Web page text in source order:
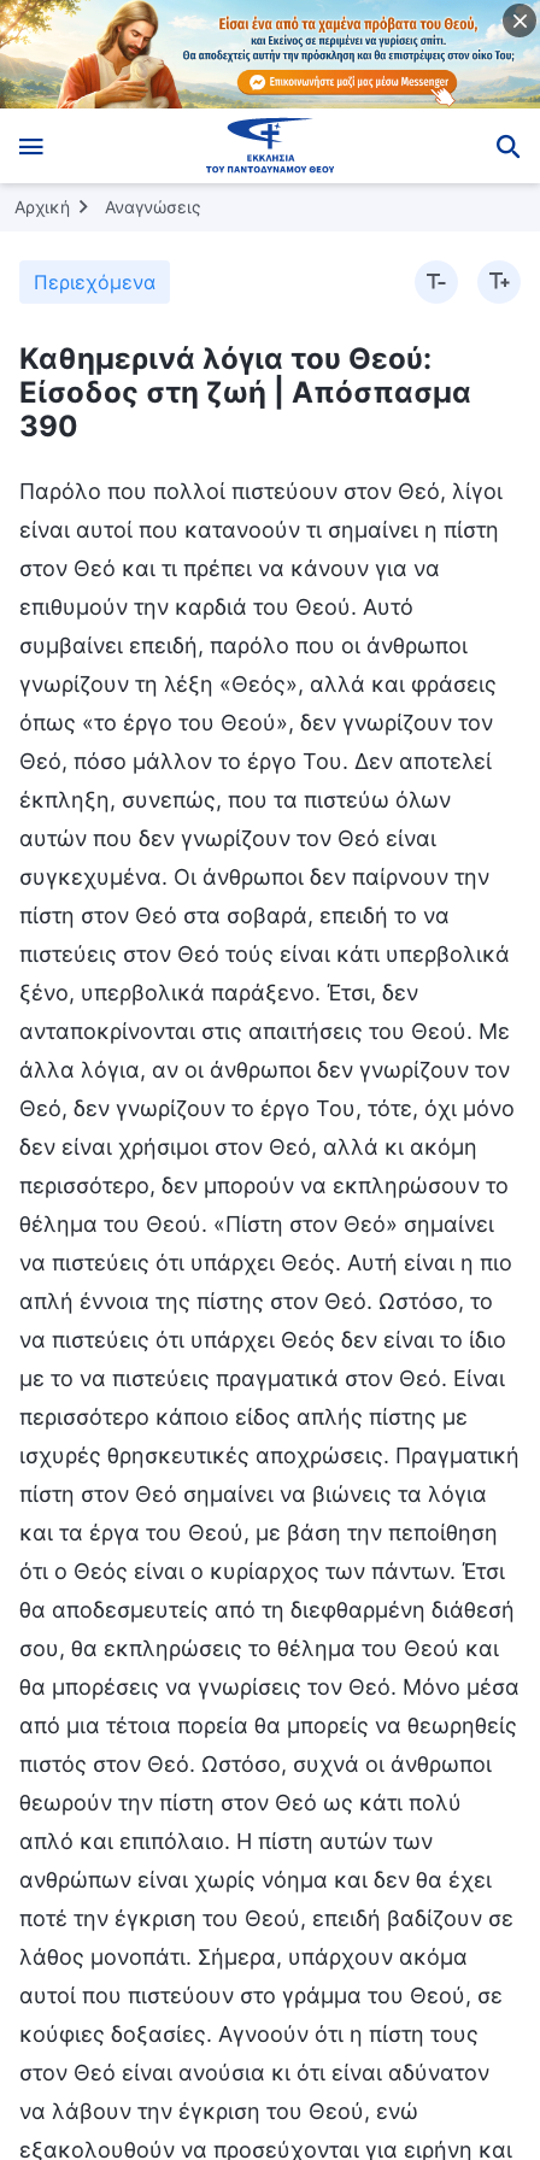
Αρχική Αναγνώσεις
Περιεχόμενα
Καθημερινά λόγια του Θεού:
Είσοδος στη ζωή | Απόσπασμα
390
Παρόλο που πολλοί πιστεύουν στον Θεό, λίγοι
είναι αυτοί που κατανοούν τι σημαίνει η πίστη
στον Θεό και τι πρέπει να κάνουν για να
επιθυμούν την καρδιά του Θεού. Αυτό
συμβαίνει επειδή, παρόλο που οι άνθρωποι
γνωρίζουν τη λέξη «Θεός», αλλά και φράσεις
όπως «το έργο του Θεού», δεν γνωρίζουν τον
Θεό, πόσο μάλλον το έργο Του. Δεν αποτελεί
έκπληξη, συνεπώς, που τα πιστεύω όλων
αυτών που δεν γνωρίζουν τον Θεό είναι
συγκεχυμένα. Οι άνθρωποι δεν παίρνουν την
πίστη στον Θεό στα σοβαρά, επειδή το να
πιστεύεις στον Θεό τούς είναι κάτι υπερβολικά
ξένο, υπερβολικά παράξενο. Έτσι, δεν
ανταποκρίνονται στις απαιτήσεις του Θεού. Με
άλλα λόγια, αν οι άνθρωποι δεν γνωρίζουν τον
Θεό, δεν γνωρίζουν το έργο Του, τότε, όχι μόνο
δεν είναι χρήσιμοι στον Θεό, αλλά κι ακόμη
περισσότερο, δεν μπορούν να εκπληρώσουν το
θέλημα του Θεού. «Πίστη στον Θεό» σημαίνει
να πιστεύεις ότι υπάρχει Θεός. Αυτή είναι η πιο
απλή έννοια της πίστης στον Θεό. Ωστόσο, το
να πιστεύεις ότι υπάρχει Θεός δεν είναι το ίδιο
με το να πιστεύεις πραγματικά στον Θεό. Είναι
περισσότερο κάποιο είδος απλής πίστης με
ισχυρές θρησκευτικές αποχρώσεις. Πραγματική
πίστη στον Θεό σημαίνει να βιώνεις τα λόγια
και τα έργα του Θεού, με βάση την πεποίθηση
ότι ο Θεός είναι ο κυρίαρχος των πάντων. Έτσι
θα αποδεσμευτείς από τη διεφθαρμένη διάθεσή
σου, θα εκπληρώσεις το θέλημα του Θεού και
θα μπορέσεις να γνωρίσεις τον Θεό. Μόνο μέσα
από μια τέτοια πορεία θα μπορείς να θεωρηθείς
πιστός στον Θεό. Ωστόσο, συχνά οι άνθρωποι
θεωρούν την πίστη στον Θεό ως κάτι πολύ
απλό και επιπόλαιο. Η πίστη αυτών των
ανθρώπων είναι χωρίς νόημα και δεν θα έχει
ποτέ την έγκριση του Θεού, επειδή βαδίζουν σε
λάθος μονοπάτι. Σήμερα, υπάρχουν ακόμα
αυτοί που πιστεύουν στο γράμμα του Θεού, σε
κούφιες δοξασίες. Αγνοούν ότι η πίστη τους
στον Θεό είναι ανούσια κι ότι είναι αδύνατον
να λάβουν την έγκριση του Θεού, ενώ
εξακολουθούν να προσεύχονται για ειρήνη και